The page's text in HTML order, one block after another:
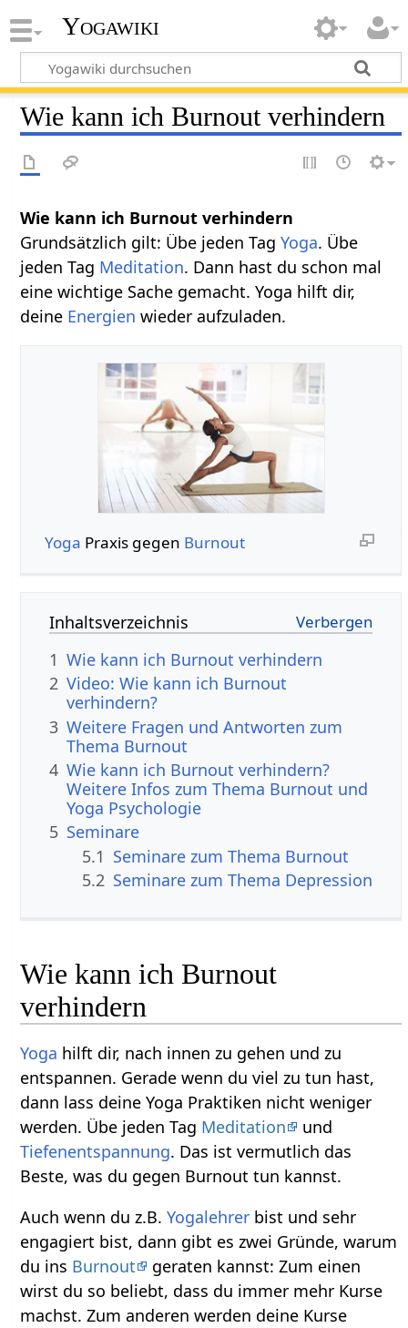
Yogawiki
Wie kann ich Burnout verhindern
Wie kann ich Burnout verhindern
Grundsätzlich gilt: Übe jeden TagYoga. Übe
jeden Tag Meditation. Dann hast du schon mal
eine wichtige Sache gemacht. Yoga hilft dir,
deine Energien wieder aufzuladen.
Yoga Praxis gegen Burnout
Inhaltsverzeichnis
1 Wie kann ich Burnout verhindern
2 Video: Wie kann ich Burnout
verhindern?
3 Weitere Fragen und Antworten zum
Thema Burnout
4 Wie kann ich Burnout verhindern?
Weitere Infos zum Thema Burnout und
Yoga Psychologie
5 Seminare
5.1 Seminare zum Thema Burnout
5.2 Seminare zum Thema Depression
Wie kann ich Burnout
verhindern
Yoga hilft dir, nach innen zu gehen und zu
entspannen. Gerade wenn du viel zu tun hast,
dann lass deine Yoga Praktiken nicht weniger
werden. Übe jeden Tag Meditation
und
Tiefenentspannung. Das ist vermutlich das
Beste, was du gegen Burnout tun kannst.
Auch wenn du z.B.Yogalehrer bist und sehr
engagiert bist, dann gibt es zwei Gründe, warum
du ins Burnout
geraten kannst: Zum einen
wirst du so beliebt, dass du immer mehr Kurse
machst. Zum anderen werden deine Kurse